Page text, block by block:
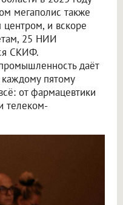
мегаполис также
и вскоре
25 НИИ
СКИФ.
даёт
каждому пятому
от фармацевтики
телеком-